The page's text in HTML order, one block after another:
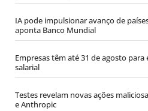
IA pode impulsionar avanço de
aponta Banco Mundial
Empresas têm até 31 de agosto
salarial
Testes revelam novas ações
e Anthropic